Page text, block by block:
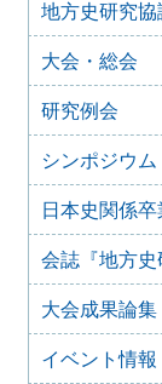
2025年4月9日
『地方史研究
2025年2月10日
『地方史研究
2025年1月15日
『地方史研究
『地方史研究
2024年11月20
『地方史研究
2024年6月4日
『地方史研究
2024年6月4日
地方史研究協
大会・総会
研究例会
シンポジウム
日本史関係
会誌『地方史
大会成果論集
イベント情報